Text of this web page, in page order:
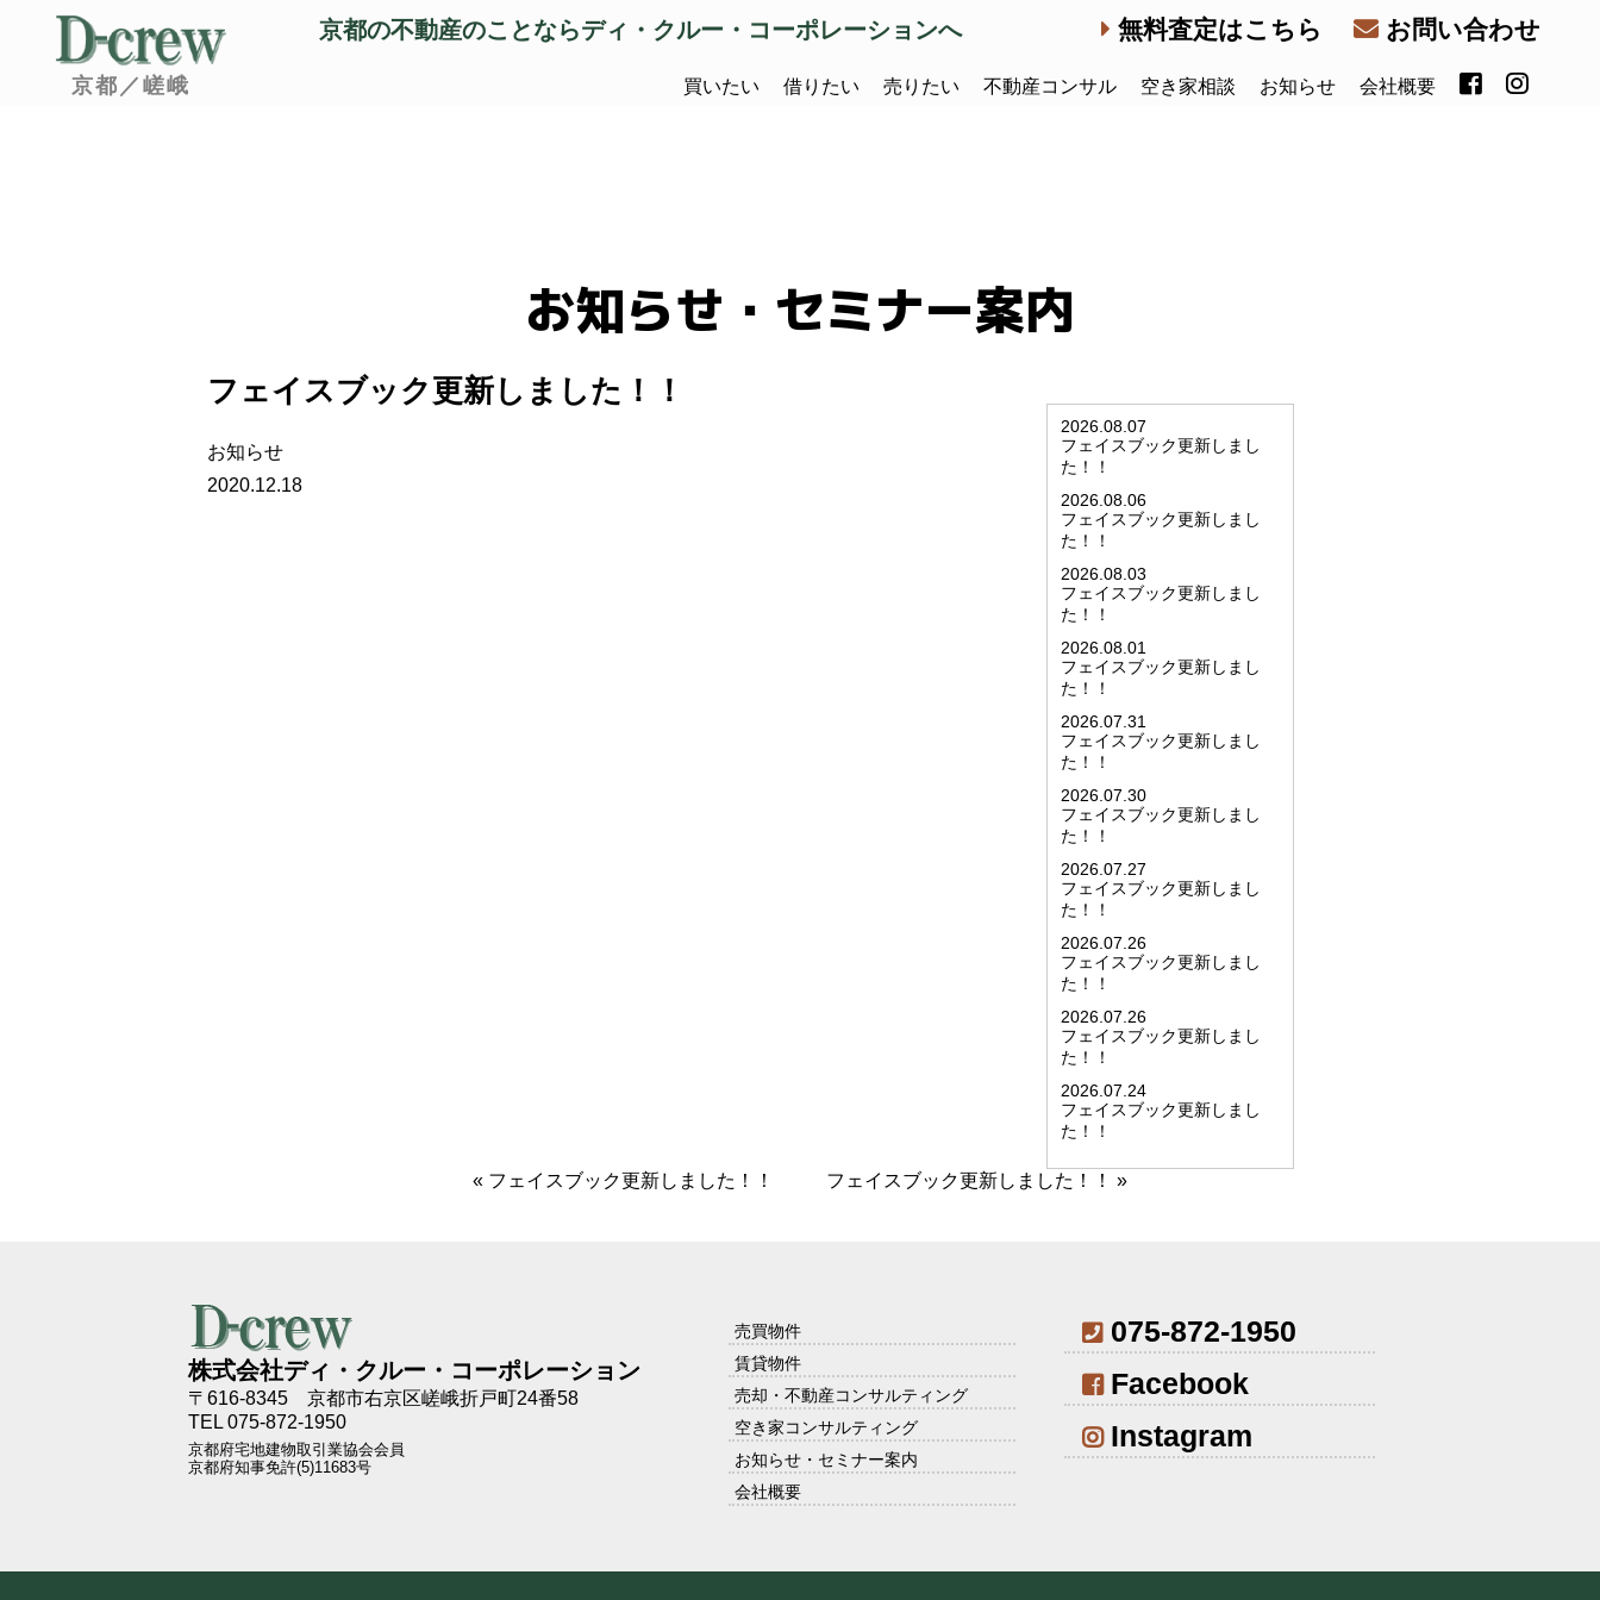
京都の不動産のことならディ・クルー・コーポレーションへ 無料査定はこちら お問い合わせ
京都／嵯峨 買いたい 借りたい 売りたい 不動産コンサル 空き家相談 お知らせ 会社概要
お知らせ・セミナー案内
フェイスブック更新しました！！
お知らせ
2020.12.18
2026.08.07
フェイスブック更新しまし
た！！
2026.08.06
フェイスブック更新しまし
た！！
2026.08.03
フェイスブック更新しまし
た！！
2026.08.01
フェイスブック更新しまし
た！！
2026.07.31
フェイスブック更新しまし
た！！
2026.07.30
フェイスブック更新しまし
た！！
2026.07.27
フェイスブック更新しまし
た！！
2026.07.26
フェイスブック更新しまし
た！！
2026.07.26
フェイスブック更新しまし
た！！
2026.07.24
フェイスブック更新しまし
た！！
« フェイスブック更新しました！！ フェイスブック更新しました！！ »
株式会社ディ・クルー・コーポレーション
〒616-8345京都市右京区嵯峨折戸町24番58
TEL 075-872-1950
京都府宅地建物取引業協会会員
京都府知事免許(5)11683号
売買物件
賃貸物件
売却・不動産コンサルティング
空き家コンサルティング
お知らせ・セミナー案内
会社概要
075-872-1950
Facebook
Instagram